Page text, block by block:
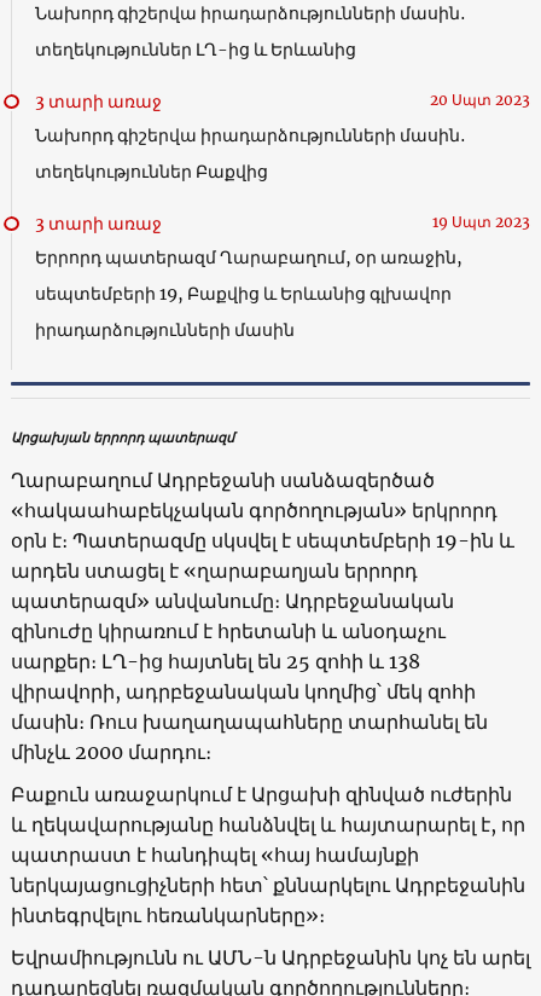
Նախորդ գիշերվա իրադարձությունների մասին․
տեղեկություններ ԼՂ-ից և Երևանից
3 տարի առաջ 20 Սպտ 2023
Նախորդ գիշերվա իրադարձությունների մասին․
տեղեկություններ Բաքվից
3 տարի առաջ 19 Սպտ 2023
Երրորդ պատերազմ Ղարաբաղում, օր առաջին,
սեպտեմբերի 19, Բաքվից և Երևանից գլխավոր
իրադարձությունների մասին
Արցախյան երրորդ պատերազմ
Ղարաբաղում Ադրբեջանի սանձազերծած
«հակաահաբեկչական գործողության» երկրորդ
օրն է։ Պատերազմը սկսվել է սեպտեմբերի 19-ին և
արդեն ստացել է «ղարաբաղյան երրորդ
պատերազմ» անվանումը։ Ադրբեջանական
զինուժը կիրառում է հրետանի և անօդաչու
սարքեր։ ԼՂ-ից հայտնել են 25 զոհի և 138
վիրավորի, ադրբեջանական կողմից՝ մեկ զոհի
մասին։ Ռուս խաղաղապահները տարհանել են
մինչև 2000 մարդու։
Բաքուն առաջարկում է Արցախի զինված ուժերին
և ղեկավարությանը հանձնվել և հայտարարել է, որ
պատրաստ է հանդիպել «հայ համայնքի
ներկայացուցիչների հետ՝ քննարկելու Ադրբեջանին
ինտեգրվելու հեռանկարները»։
Եվրամիությունն ու ԱՄՆ-ն Ադրբեջանին կոչ են արել
դադարեցնել ռազմական գործողությունները։